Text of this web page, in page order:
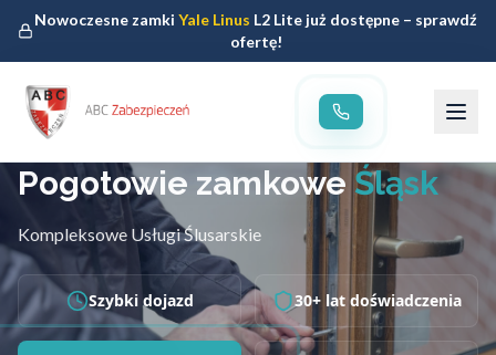
Nowoczesne zamkiYale Linus L2 Lite już dostępne – sprawdź
ofertę!
Pogotowie zamkowe Śląsk
Kompleksowe Usługi Ślusarskie
Szybki dojazd 30+ lat doświadczenia